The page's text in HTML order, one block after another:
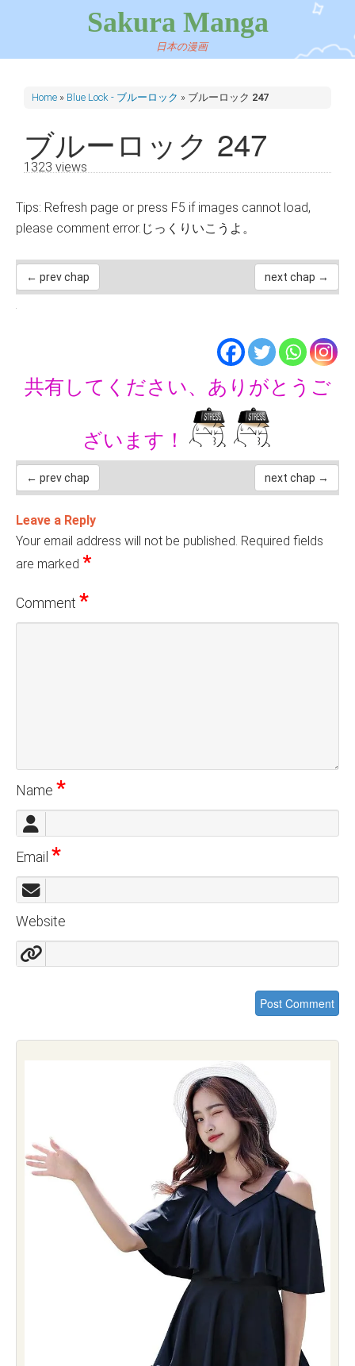
Sakura Manga
日本の漫画
Home » Blue Lock - ブルーロック » ブルーロック 247
ブルーロック 247
1323 views
Tips: Refresh page or press F5 if images cannot load,
please comment error.じっくりいこうよ。
← prev chap next chap →
共有してください、ありがとうご
ざいます！
← prev chap next chap →
Leave a Reply
Your email address will not be published. Required fields
are marked *
Comment *
Name *
Email *
Website